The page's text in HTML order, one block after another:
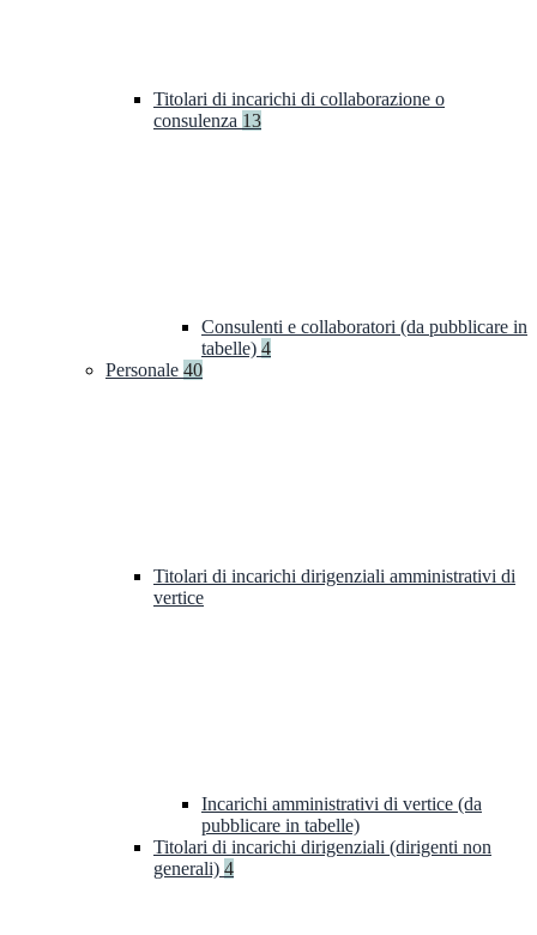
Titolari di incarichi di collaborazione o
consulenza 13
Consulenti e collaboratori (da pubblicare in
tabelle) 4
Personale 40
Titolari di incarichi dirigenziali amministrativi di
vertice
Incarichi amministrativi di vertice (da
pubblicare in tabelle)
Titolari di incarichi dirigenziali (dirigenti non
generali) 4